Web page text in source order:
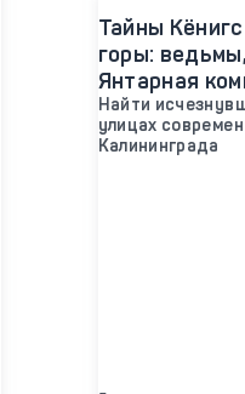
Тайны
горы:
Янтарная
Найти
улицах
Калининграда